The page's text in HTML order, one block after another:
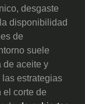
desgaste
disponibilidad
de
suele
de aceite y
estrategias
el corte de